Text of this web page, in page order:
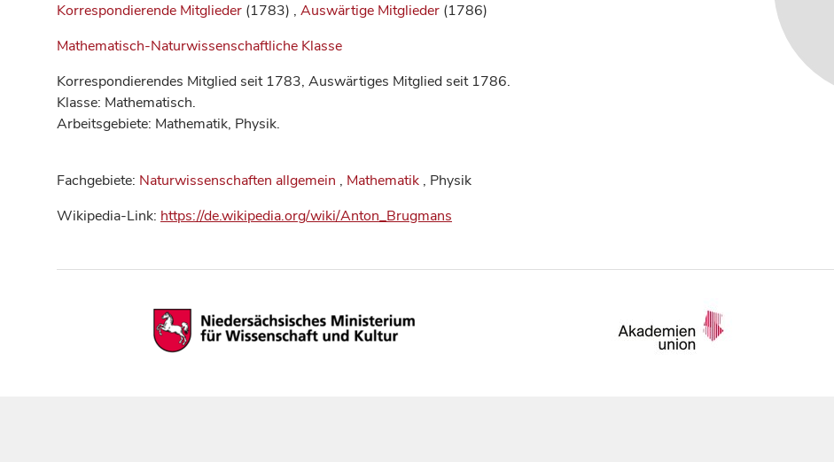
Korrespondierende Mitglieder (1783) , Auswärtige Mitglieder (1786)
Mathematisch-Naturwissenschaftliche Klasse
Korrespondierendes Mitglied seit 1783, Auswärtiges Mitglied seit 1786.
Klasse: Mathematisch.
Arbeitsgebiete: Mathematik, Physik.
Fachgebiete: Naturwissenschaften allgemein , Mathematik , Physik
Wikipedia-Link: https://de.wikipedia.org/wiki/Anton_Brugmans